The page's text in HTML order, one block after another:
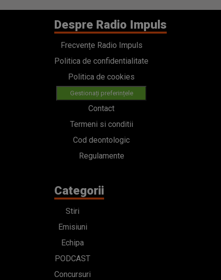
Despre Radio Impuls
Frecvențe Radio Impuls
Politica de confidentialitate
Politica de cookies
Gestionați preferințele
Contact
Termeni si conditii
Cod deontologic
Regulamente
Categorii
Stiri
Emisiuni
Echipa
PODCAST
Concursuri